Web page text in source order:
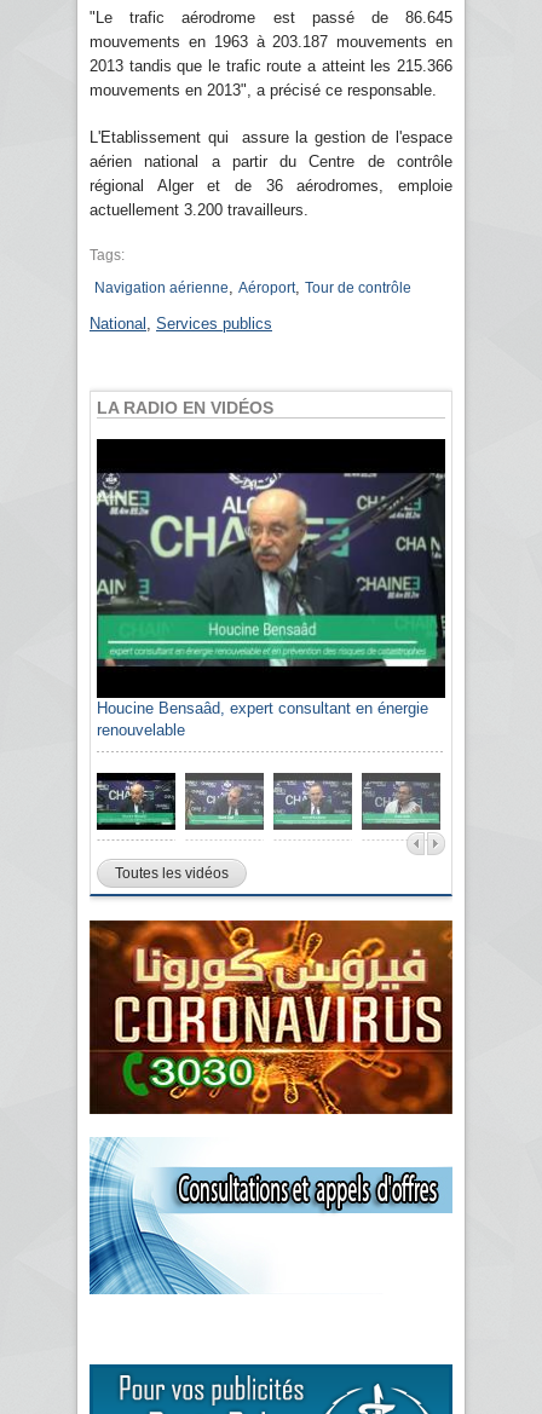
"Le trafic aérodrome est passé de 86.645
mouvements en 1963 à 203.187 mouvements en
2013 tandis que le trafic route a atteint les 215.366
mouvements en 2013", a précisé ce responsable.
L'Etablissement qui assure la gestion de l'espace
aérien national a partir du Centre de contrôle
régional Alger et de 36 aérodromes, emploie
actuellement 3.200 travailleurs.
Tags:
Navigation aérienne
Aéroport, Tour de contrôle
National Services publics
LA RADIO EN VIDÉOS
Houcine Bensaâd, expert consultant en énergie
renouvelable
Toutes les vidéos